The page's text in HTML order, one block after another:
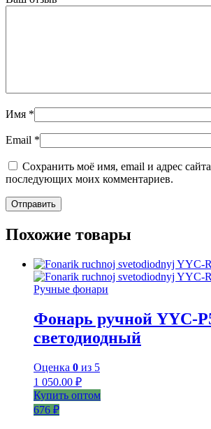
Имя *
Email *
Сохранить моё имя, email и адрес
последующих моих комментариев.
Похожие товары
Ручные фонари
Фонарь ручной YYC-
светодиодный
Оценка 0 из 5
1 050.00 ₽
Купить оптом
676 ₽